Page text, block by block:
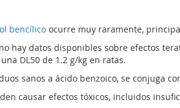
bencílico ocurre muy raramente,
hay datos disponibles sobre efectos
DL50 de 1.2 g/kg en ratas.
sanos a ácido benzoico, se conjuga
causar efectos tóxicos, incluidos